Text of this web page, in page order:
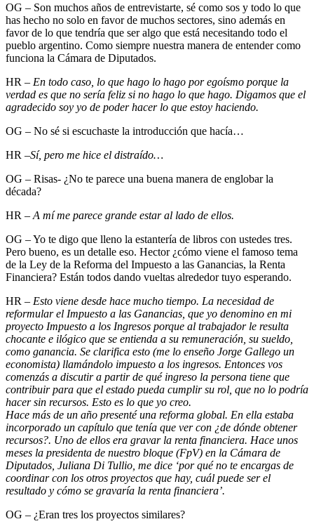
OG – Son muchos años de entrevistarte, sé como sos y todo lo que
has hecho no solo en favor de muchos sectores, sino además en
favor de lo que tendría que ser algo que está necesitando todo el
pueblo argentino. Como siempre nuestra manera de entender como
funciona la Cámara de Diputados.
HR – En todo caso, lo que hago lo hago por egoísmo porque la
verdad es que no sería feliz si no hago lo que hago. Digamos que el
agradecido soy yo de poder hacer lo que estoy haciendo.
OG – No sé si escuchaste la introducción que hacía…
HR –Sí, pero me hice el distraído…
OG – Risas- ¿No te parece una buena manera de englobar la
década?
HR – A mí me parece grande estar al lado de ellos.
OG – Yo te digo que lleno la estantería de libros con ustedes tres.
Pero bueno, es un detalle eso. Hector ¿cómo viene el famoso tema
de la Ley de la Reforma del Impuesto a las Ganancias, la Renta
Financiera? Están todos dando vueltas alrededor tuyo esperando.
HR – Esto viene desde hace mucho tiempo. La necesidad de
reformular el Impuesto a las Ganancias, que yo denomino en mi
proyecto Impuesto a los Ingresos porque al trabajador le resulta
chocante e ilógico que se entienda a su remuneración, su sueldo,
como ganancia. Se clarifica esto (me lo enseño Jorge Gallego un
economista) llamándolo impuesto a los ingresos. Entonces vos
comenzás a discutir a partir de qué ingreso la persona tiene que
contribuir para que el estado pueda cumplir su rol, que no lo podría
hacer sin recursos. Esto es lo que yo creo.
Hace más de un año presenté una reforma global. En ella estaba
incorporado un capítulo que tenía que ver con ¿de dónde obtener
recursos?. Uno de ellos era gravar la renta financiera. Hace unos
meses la presidenta de nuestro bloque (FpV) en la Cámara de
Diputados, Juliana Di Tullio, me dice ‘por qué no te encargas de
coordinar con los otros proyectos que hay, cuál puede ser el
resultado y cómo se gravaría la renta financiera’.
OG – ¿Eran tres los proyectos similares?